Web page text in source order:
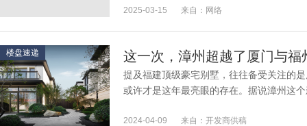
2025-03-15 来自：网络
楼盘速递 这一次，漳州超越了厦门与福
提及福建顶级豪宅别墅，往往备受关注的
或许才是这年最亮眼的存在。据说漳州这
2024-04-09 来自：开发商供稿